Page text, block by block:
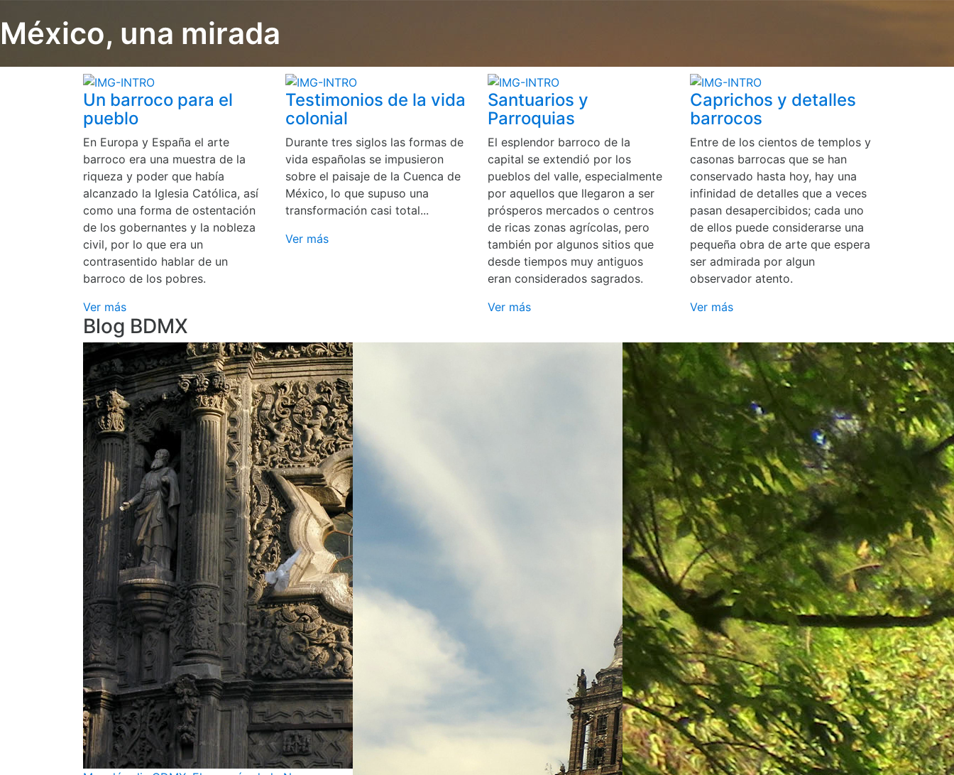
México, una mirada
Un barroco para el
pueblo
En Europa y España el arte
barroco era una muestra de la
riqueza y poder que había
alcanzado la Iglesia Católica, así
como una forma de ostentación
de los gobernantes y la nobleza
civil, por lo que era un
contrasentido hablar de un
barroco de los pobres.
Ver más
Testimonios de la vida
colonial
Durante tres siglos las formas de
vida españolas se impusieron
sobre el paisaje de la Cuenca de
México, lo que supuso una
transformación casi total...
Ver más
Santuarios y
Parroquias
El esplendor barroco de la
capital se extendió por los
pueblos del valle, especialmente
por aquellos que llegaron a ser
prósperos mercados o centros
de ricas zonas agrícolas, pero
también por algunos sitios que
desde tiempos muy antiguos
eran considerados sagrados.
Ver más
Caprichos y detalles
barrocos
Entre de los cientos de templos y
casonas barrocas que se han
conservado hasta hoy, hay una
infinidad de detalles que a veces
pasan desapercibidos; cada uno
de ellos puede considerarse una
pequeña obra de arte que espera
ser admirada por algun
observador atento.
Ver más
Blog BDMX